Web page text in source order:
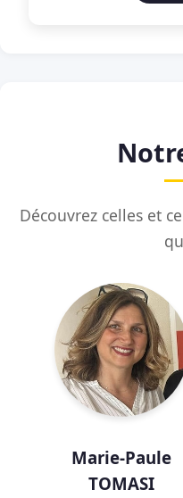
Découvrez celles et
Marie-Paule
TOMASI